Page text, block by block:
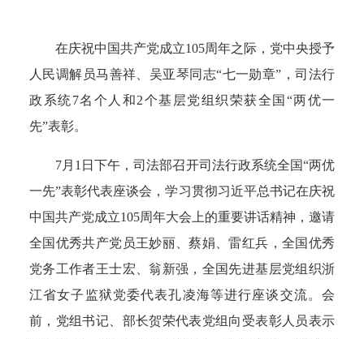
在庆祝中国共产党成立105周年之际，党中央授予
人民调解员马善祥、吴亚琴同志“七一勋章”，司法行
政系统7名个人和2个基层党组织荣获全国“两优一
先”表彰。
7月1日下午，司法部召开司法行政系统全国“两优
一先”表彰代表座谈会，学习贯彻习近平总书记在庆祝
中国共产党成立105周年大会上的重要讲话精神，邀请
全国优秀共产党员王妙丽、蔡娟、雷红兵，全国优秀
党务工作者王士宏、翁新强，全国先进基层党组织浙
江省女子监狱党委代表孔凌海等进行座谈交流。会
前，党组书记、部长贺荣代表党组向受表彰人员表示